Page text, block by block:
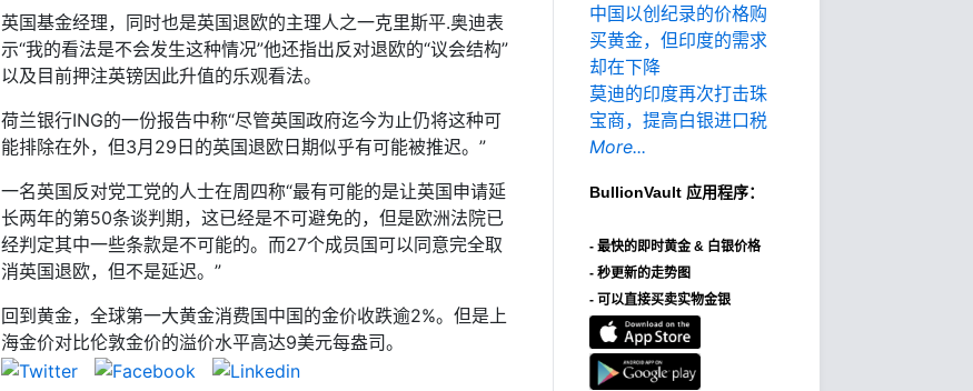
英国基金经理，同时也是英国退欧的主理人之一克里斯平.奥迪表
示“我的看法是不会发生这种情况”他还指出反对退欧的“议会结构”
以及目前押注英镑因此升值的乐观看法。
荷兰银行ING的一份报告中称“尽管英国政府迄今为止仍将这种可
能排除在外，但3月29日的英国退欧日期似乎有可能被推迟。”
一名英国反对党工党的人士在周四称“最有可能的是让英国申请延
长两年的第50条谈判期，这已经是不可避免的，但是欧洲法院已
经判定其中一些条款是不可能的。而27个成员国可以同意完全取
消英国退欧，但不是延迟。”
回到黄金，全球第一大黄金消费国中国的金价收跌逾2%。但是上
海金价对比伦敦金价的溢价水平高达9美元每盎司。
中国以创纪录的价格购
买黄金，但印度的需求
却在下降
莫迪的印度再次打击珠
宝商，提高白银进口税
More...
BullionVault 应用程序：
- 最快的即时黄金 & 白银价格
- 秒更新的走势图
- 可以直接买卖实物金银